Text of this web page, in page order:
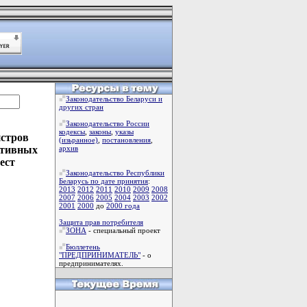
Законодательство Беларуси и
других стран
Законодательство России
кодексы законы указы
(изьранное) постановления
архив
Законодательство Республики
Беларусь по дате принятия:
2013 2012 2011 2010 2009 2008
2007 2006 2005 2004 2003 2002
2001 2000 до 2000 года
Защита прав потребителя
ЗОНА - специальный проект
Бюллетень
"ПРЕДПРИНИМАТЕЛЬ" - о
предпринимателях.